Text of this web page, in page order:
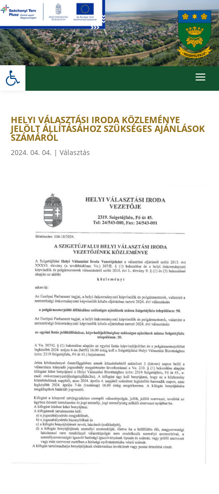
Skip
to
content
Eszköztár megnyitása a
HELYI VÁLASZTÁSI IRODA KÖZLEMÉNYE
JELÖLT ÁLLÍTÁSÁHOZ SZÜKSÉGES AJÁNLÁSOK
SZÁMÁRÓL
2024. 04. 04. |Választás